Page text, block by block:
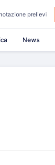
prelievi
News